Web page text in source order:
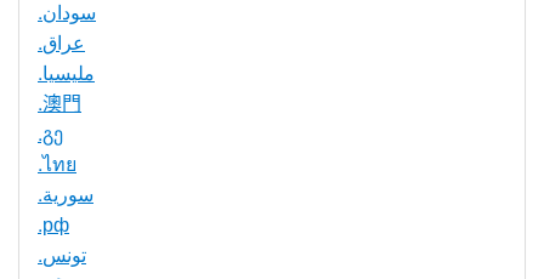
.سودان
.عراق
.مليسيا
.澳門
.გე
.ไทย
.سورية
.рф
.تونس